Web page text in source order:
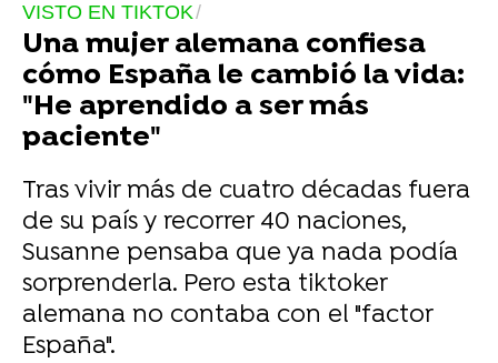
VISTO EN TIKTOK
Una mujer alemana confiesa
cómo España le cambió la vida:
"He aprendido a ser más
paciente"
Tras vivir más de cuatro décadas fuera
de su país y recorrer 40 naciones,
Susanne pensaba que ya nada podía
sorprenderla. Pero esta tiktoker
alemana no contaba con el "factor
España".